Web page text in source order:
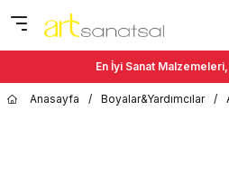
En İyi Sanat
Anasayfa / Boyalar&Yardımcılar /